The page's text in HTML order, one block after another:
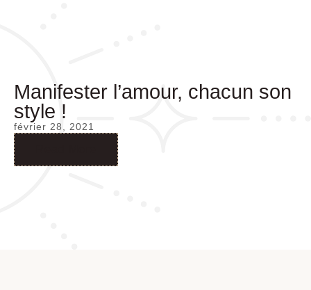
Manifester l’amour, chacun son
style !
février 28, 2021